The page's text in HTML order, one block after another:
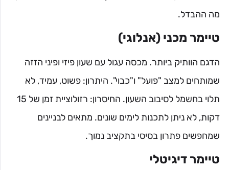
מה ההבדל.
טיימר מכני (אנלוגי)
הדגם הוותיק ביותר. מכסה עגול עם שעון פיזי ופיני הזזה
שמותחים למצב "פועל" ו"כבוי". היתרון: פשוט, עמיד, לא
תלוי בחשמל לסיבוב השעון. החיסרון: רזולוציית זמן של 15
דקות, לא ניתן לתכנות לימים שונים. מתאים לבניינים
שמחפשים פתרון בסיסי בתקציב נמוך.
טיימר דיגיטלי